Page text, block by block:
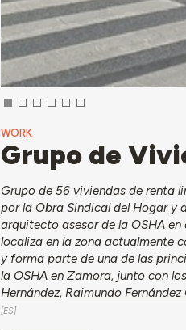
WORK
Grupo de
Grupo de 56 viviendas de renta
por la Obra Sindical del Hogar y
arquitecto asesor de la OSHA en
localiza en la zona actualmente
y forma parte de una de las
la OSHA en Zamora, junto con
Hernández,Raimundo Fernández